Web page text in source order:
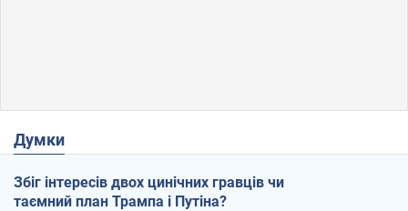
Думки
Збіг інтересів двох цинічних гравців чи
таємний план Трампа і Путіна?